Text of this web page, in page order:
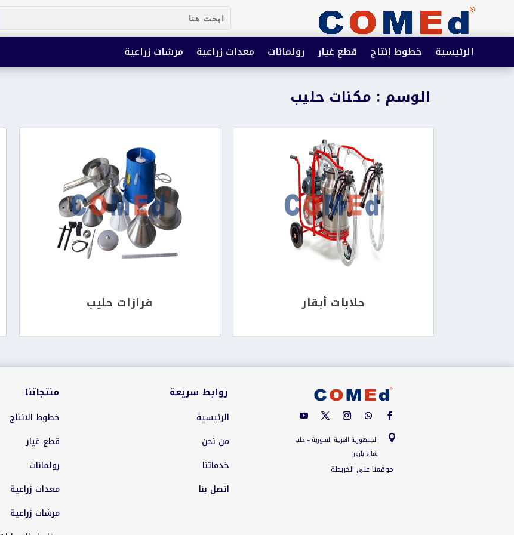
الرئيسية خطوط إنتاج قطع غيار رولمانات معدات زراعية مرشات زراعية
الوسم : مكنات حليب
حلابات أبقار فرازات حليب

الجمهورية العربية السورية – حلب
شارع بارون
موقعنا على الخريطة
روابط سريعة
الرئيسية
من نحن
خدماتنا
اتصل بنا
منتجاتنا
خطوط الانتاج
قطع غيار
رولمانات
معدات زراعية
مرشات زراعية